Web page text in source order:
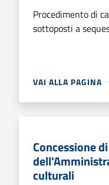
Procedimento di
sottoposti a
VAI ALLA PAGINA
Concessione
culturali